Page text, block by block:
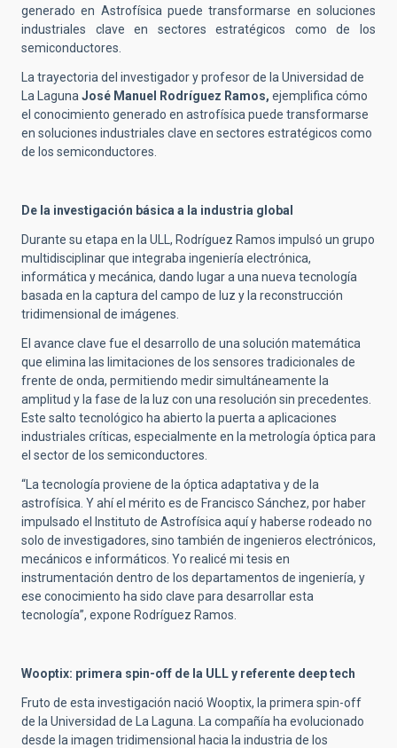
generado en Astrofísica puede transformarse en soluciones
industriales clave en sectores estratégicos como de los
semiconductores.
La trayectoria del investigador y profesor de la Universidad de
La Laguna José Manuel Rodríguez Ramos, ejemplifica cómo
el conocimiento generado en astrofísica puede transformarse
en soluciones industriales clave en sectores estratégicos como
de los semiconductores.
De la investigación básica a la industria global
Durante su etapa en la ULL, Rodríguez Ramos impulsó un grupo
multidisciplinar que integraba ingeniería electrónica,
informática y mecánica, dando lugar a una nueva tecnología
basada en la captura del campo de luz y la reconstrucción
tridimensional de imágenes.
El avance clave fue el desarrollo de una solución matemática
que elimina las limitaciones de los sensores tradicionales de
frente de onda, permitiendo medir simultáneamente la
amplitud y la fase de la luz con una resolución sin precedentes.
Este salto tecnológico ha abierto la puerta a aplicaciones
industriales críticas, especialmente en la metrología óptica para
el sector de los semiconductores.
“La tecnología proviene de la óptica adaptativa y de la
astrofísica. Y ahí el mérito es de Francisco Sánchez, por haber
impulsado el Instituto de Astrofísica aquí y haberse rodeado no
solo de investigadores, sino también de ingenieros electrónicos,
mecánicos e informáticos. Yo realicé mi tesis en
instrumentación dentro de los departamentos de ingeniería, y
ese conocimiento ha sido clave para desarrollar esta
tecnología”, expone Rodríguez Ramos.
Wooptix: primera spin-off de la ULL y referente deep tech
Fruto de esta investigación nació Wooptix, la primera spin-off
de la Universidad de La Laguna. La compañía ha evolucionado
desde la imagen tridimensional hacia la industria de los